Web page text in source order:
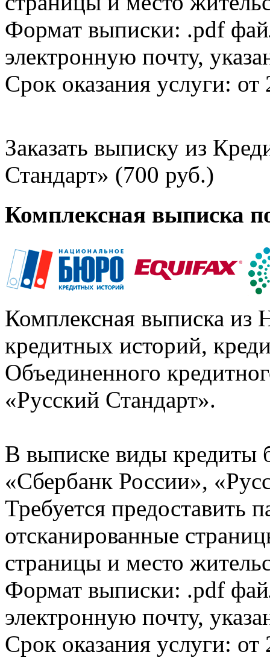
Формат выписки: .pdf
электронную почту,
Срок оказания услуги: от
Заказать выписку из
Стандарт» (700 руб.)
Комплексная выписка
Комплексная выписка из
кредитных историй,
Объединенного
«Русский Стандарт».
В выписке виды кредиты
«Сбербанк России»,
Требуется предоставить
отсканированные
страницы и место
Формат выписки: .pdf
электронную почту,
Срок оказания услуги: от